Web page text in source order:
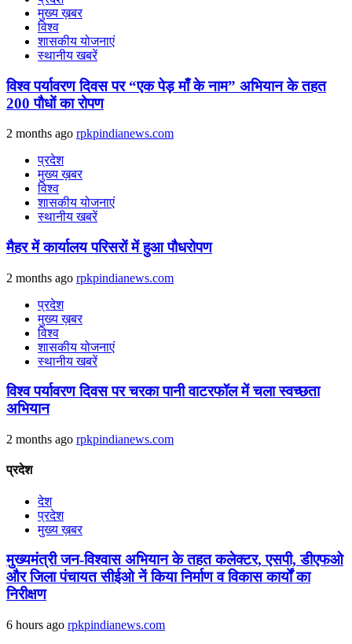
मुख्य ख़बर
विश्व
शासकीय योजनाएं
स्थानीय खबरें
विश्व पर्यावरण दिवस पर “एक पेड़ माँ के नाम” अभियान के तहत
200 पौधों का रोपण
2 months ago rpkpindianews.com
प्रदेश
मुख्य ख़बर
विश्व
शासकीय योजनाएं
स्थानीय खबरें
मैहर में कार्यालय परिसरों में हुआ पौधरोपण
2 months ago rpkpindianews.com
प्रदेश
मुख्य ख़बर
विश्व
शासकीय योजनाएं
स्थानीय खबरें
विश्व पर्यावरण दिवस पर चरका पानी वाटरफॉल में चला स्वच्छता
अभियान
2 months ago rpkpindianews.com
प्रदेश
देश
प्रदेश
मुख्य ख़बर
मुख्यमंत्री जन-विश्वास अभियान के तहत कलेक्टर, एसपी, डीएफओ
और जिला पंचायत सीईओ नें किया निर्माण व विकास कार्यों का
निरीक्षण
6 hours ago rpkpindianews.com